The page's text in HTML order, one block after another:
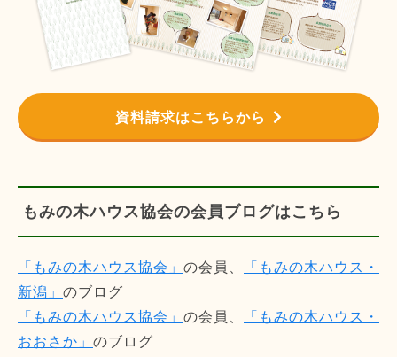
資料請求はこちらから
もみの木ハウス協会の会員ブログはこちら
「もみの木ハウス協会」 の会員、
「もみの木ハウス・
新潟」 のブログ
「もみの木ハウス協会」 の会員、
「もみの木ハウス・
おおさか」 のブログ